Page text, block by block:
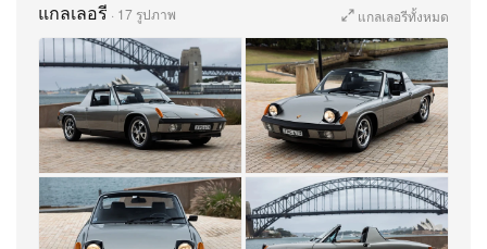
Britain คัดเลือกเป็นกรณีพิเศษให้เข้ารับการบูรณะใน
โรงงานยาวนาน 500 ชั่วโมง เพื่อเฉลิมฉลองวาระครบรอบ
70 ปีของแบรนด์ จึงกลายเป็น 914 เพียงคันเดียวที่ได้รับ
การบูรณะโดยโรงงานอย่างเป็นทางการ เพื่อระลึกถึง
โอกาสสำคัญนี้ ตัวรถจึงได้สีพิเศษ Liquid Silver (โค้ด
POR9S8) ที่ต่อยอดจาก 918 Spyder ตกแต่งด้วยดีคอล
70th Anniversary และคิ้วกันชนสีดำ
แกลเลอรี · 17 รูปภาพ แกลเลอรีทั้งหมด